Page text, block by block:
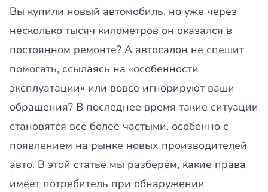
Вы купили новый автомобиль, но уже через
несколько тысяч километров он оказался в
постоянном ремонте? А автосалон не спешит
помогать, ссылаясь на «особенности
эксплуатации» или вовсе игнорируют ваши
обращения? В последнее время такие ситуации
становятся всё более частыми, особенно с
появлением на рынке новых производителей
авто. В этой статье мы разберём, какие права
имеет потребитель при обнаружении